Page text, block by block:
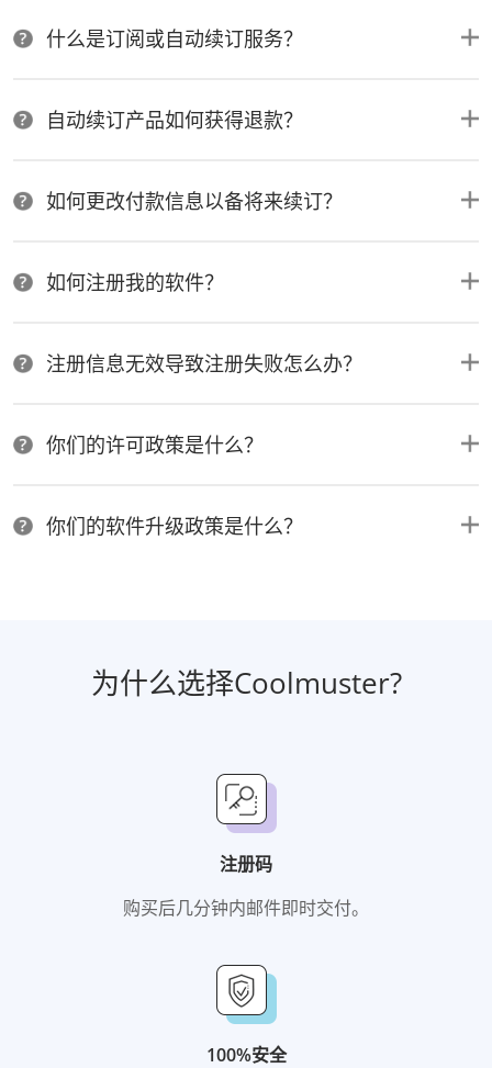
什么是订阅或自动续订服务？
自动续订产品如何获得退款？
如何更改付款信息以备将来续订？
如何注册我的软件？
注册信息无效导致注册失败怎么办？
你们的许可政策是什么？
你们的软件升级政策是什么？
为什么选择Coolmuster?
注册码
购买后几分钟内邮件即时交付。
100%安全